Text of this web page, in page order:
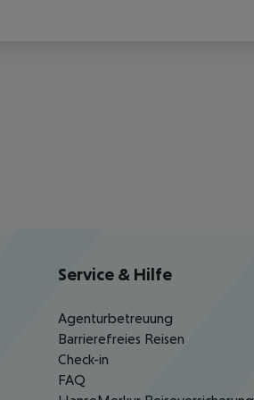
Service & Hilfe
Agenturbetreuung
Barrierefreies Reisen
Check-in
FAQ